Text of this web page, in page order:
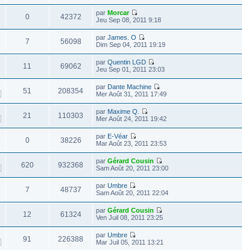
0 42372 par Morcar
Jeu Sep 08, 2011 9:18
7 56098 par James. O
Dim Sep 04, 2011 19:19
11 69062 par Quentin LGD
Jeu Sep 01, 2011 23:03
51 208354 par Dante Machine
Mer Août 31, 2011 17:49
21 110303 par Maxime Q.
Mer Août 24, 2011 19:42
0 38226 par E-Véar
Mar Août 23, 2011 23:53
620 932368 par Gérard Cousin
Sam Août 20, 2011 23:00
7 48737 par Umbre
Sam Août 20, 2011 22:04
12 61324 par Gérard Cousin
Ven Juil 08, 2011 23:25
91 226388 par Umbre
Mar Juil 05, 2011 13:21